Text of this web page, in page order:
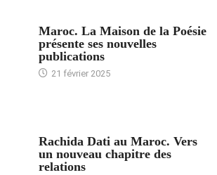
Maroc. La Maison de la Poésie
présente ses nouvelles
publications
21 février 2025
Rachida Dati au Maroc. Vers
un nouveau chapitre des
relations